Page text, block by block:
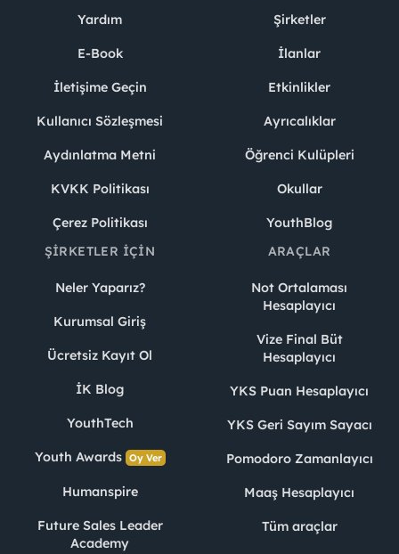
Yardım
E-Book
İletişime Geçin
Kullanıcı Sözleşmesi
Aydınlatma Metni
KVKK Politikası
Çerez Politikası
Şirketler
İlanlar
Etkinlikler
Ayrıcalıklar
Öğrenci Kulüpleri
Okullar
YouthBlog
ŞIRKETLER İÇIN
Neler Yaparız?
Kurumsal Giriş
Ücretsiz Kayıt Ol
İK Blog
YouthTech
Youth Awards Oy Ver
Humanspire
Future Sales Leader
Academy
ARAÇLAR
Not Ortalaması
Hesaplayıcı
Vize Final Büt
Hesaplayıcı
YKS Puan Hesaplayıcı
YKS Geri Sayım Sayacı
Pomodoro Zamanlayıcı
Maaş Hesaplayıcı
Tüm araçlar